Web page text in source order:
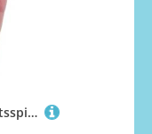
TOYANDONA Wissenschaftsspielzeug Experimentierkit mit Sicherem Material Interaktivem Aufbau Vielseitigen Experimenten Fördert Kreativität und Wissenschaftliches Denken Pädagogisch für